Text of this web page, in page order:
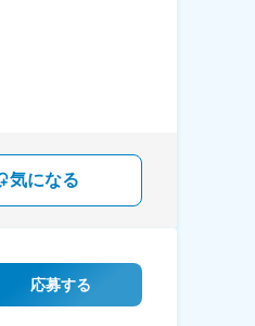
気になる
応募する